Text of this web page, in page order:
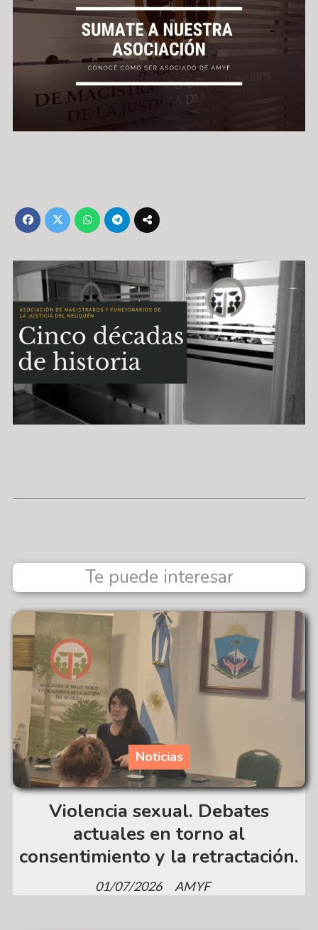
Te puede interesar
Violencia sexual. Debates
actuales en torno al
consentimiento y la retractación.
AMYF
Noticias
01/07/2026